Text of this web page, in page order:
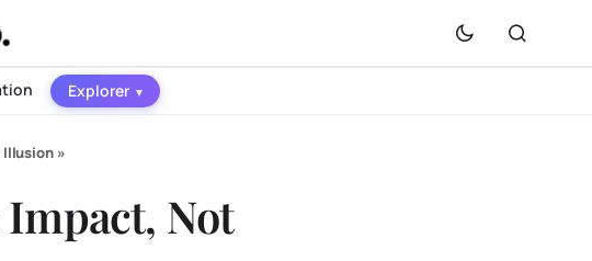
Explorer ▾
»
Impact, Not